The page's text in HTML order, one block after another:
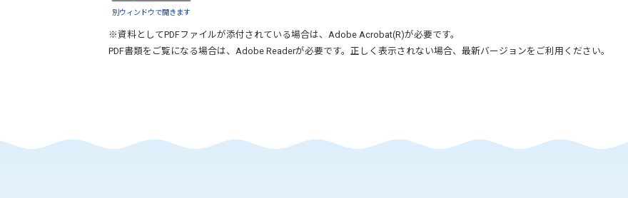
別ウィンドウで開きます
※資料としてPDFファイルが添付されている場合は、 Adobe Acrobat(R)が必要です。
PDF書類をご覧になる場合は、 Adobe Readerが必要です。正しく表示されない場合、最新バージョンをご利用ください。